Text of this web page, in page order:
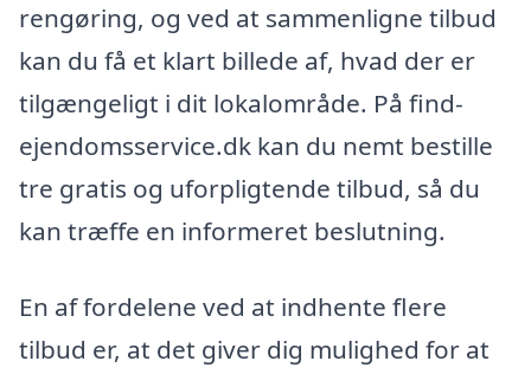
rengøring, og ved at sammenligne tilbud
kan du få et klart billede af, hvad der er
tilgængeligt i dit lokalområde. På find-
ejendomsservice.dk kan du nemt bestille
tre gratis og uforpligtende tilbud, så du
kan træffe en informeret beslutning.
En af fordelene ved at indhente flere
tilbud er, at det giver dig mulighed for at